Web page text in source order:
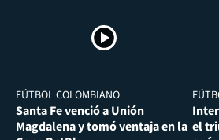
FÚTBOL COLOMBIANO
Santa Fe venció a Unión
Magdalena y tomó ventaja en la el